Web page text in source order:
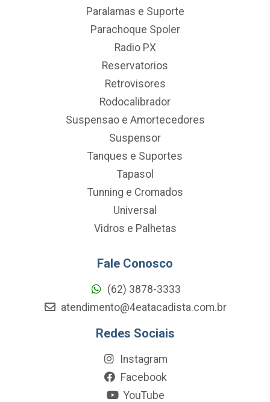
Paralamas e Suporte
Parachoque Spoler
Radio PX
Reservatorios
Retrovisores
Rodocalibrador
Suspensao e Amortecedores
Suspensor
Tanques e Suportes
Tapasol
Tunning e Cromados
Universal
Vidros e Palhetas
Fale Conosco
(62) 3878-3333
atendimento@4eatacadista.com.br
Redes Sociais
Instagram
Facebook
YouTube